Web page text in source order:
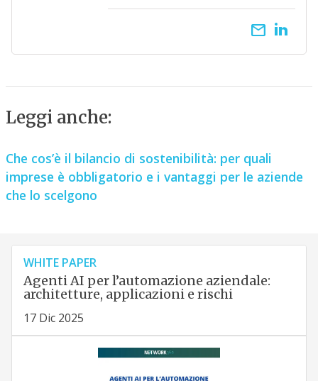
email
Leggi anche:
Che cos’è il bilancio di sostenibilità: per quali
imprese è obbligatorio e i vantaggi per le aziende
che lo scelgono
WHITE PAPER
Agenti AI per l’automazione aziendale:
architetture, applicazioni e rischi
17 Dic 2025